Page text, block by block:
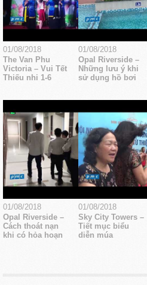
01/08/2018
The Van Phu
Victoria – Vui Tết
Thiếu nhi 1-6
01/08/2018
Opal Riverside –
Những lưu ý khi
sử dụng hồ bơi
01/08/2018
Opal Riverside –
Cách thoát nạn
khi có hỏa hoạn
01/08/2018
Sky City Towers –
Tiết mục biểu
diễn múa